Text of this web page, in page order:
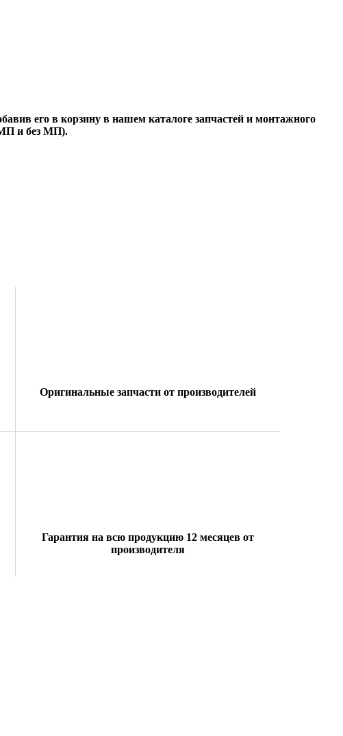
его в корзину в нашем каталоге запчастей и монтажного
МП и без МП).
Оригинальные запчасти от производителей
Гарантия на всю продукцию 12 месяцев от
производителя